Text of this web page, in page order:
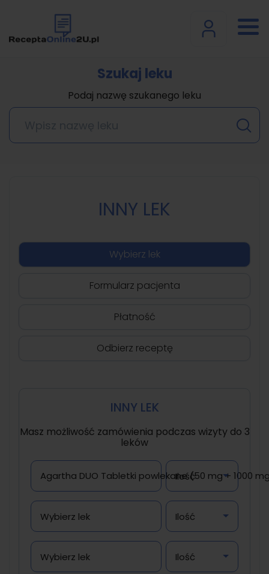
Szukaj leku
Podaj nazwę szukanego leku
INNY LEK
Wybierz lek
Formularz pacjenta
Płatność
Odbierz receptę
INNY LEK
Masz możliwość zamówienia podczas wizyty do 3
leków
Agartha DUO Tabletki powlekane (50 mg + 1000